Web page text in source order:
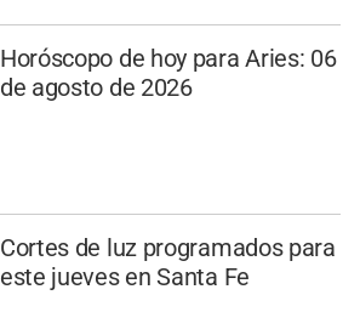
Horóscopo de hoy para Aries: 06
de agosto de 2026
Cortes de luz programados para
este jueves en Santa Fe